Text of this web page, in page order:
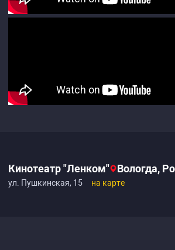
Кинотеатр "Ленком" Вологда,
ул. Пушкинская, 15 на карте